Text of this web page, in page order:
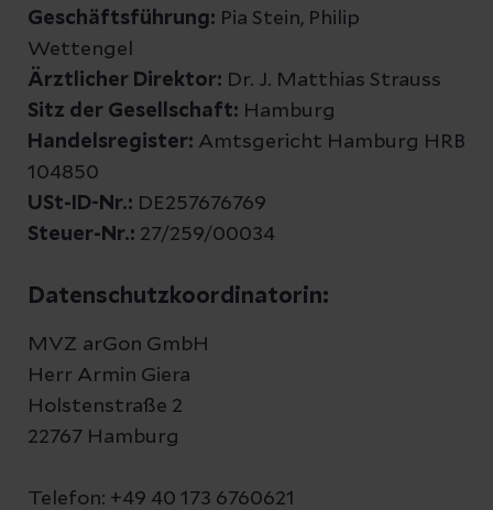
Geschäftsführung: Pia Stein, Philip
Wettengel
Ärztlicher Direktor: Dr. J. Matthias Strauss
Sitz der Gesellschaft: Hamburg
Handelsregister: Amtsgericht Hamburg HRB
104850
USt-ID-Nr.: DE257676769
Steuer-Nr.: 27/259/00034
Datenschutzkoordinatorin:
MVZ arGon GmbH
Herr Armin Giera
Holstenstraße 2
22767 Hamburg
Telefon: +49 40 173 6760621